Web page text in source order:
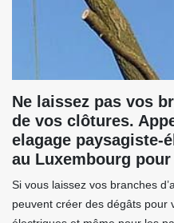
Ne laissez pas vos
de vos clôtures.
elagage paysagiste-
au Luxembourg
Si vous laissez vos branches
peuvent créer des dégâts pour